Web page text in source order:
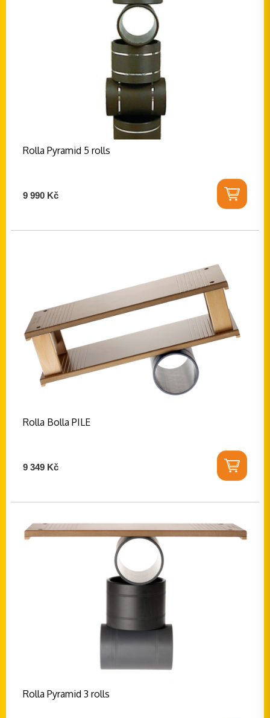
Rolla Pyramid 5 rolls
9 990 Kč
Rolla Bolla PILE
9 349 Kč
Rolla Pyramid 3 rolls